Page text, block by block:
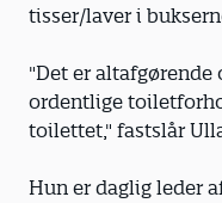
tisser/laver i
"Det er
ordentlige
toilettet," fastslår
Hun er daglig leder